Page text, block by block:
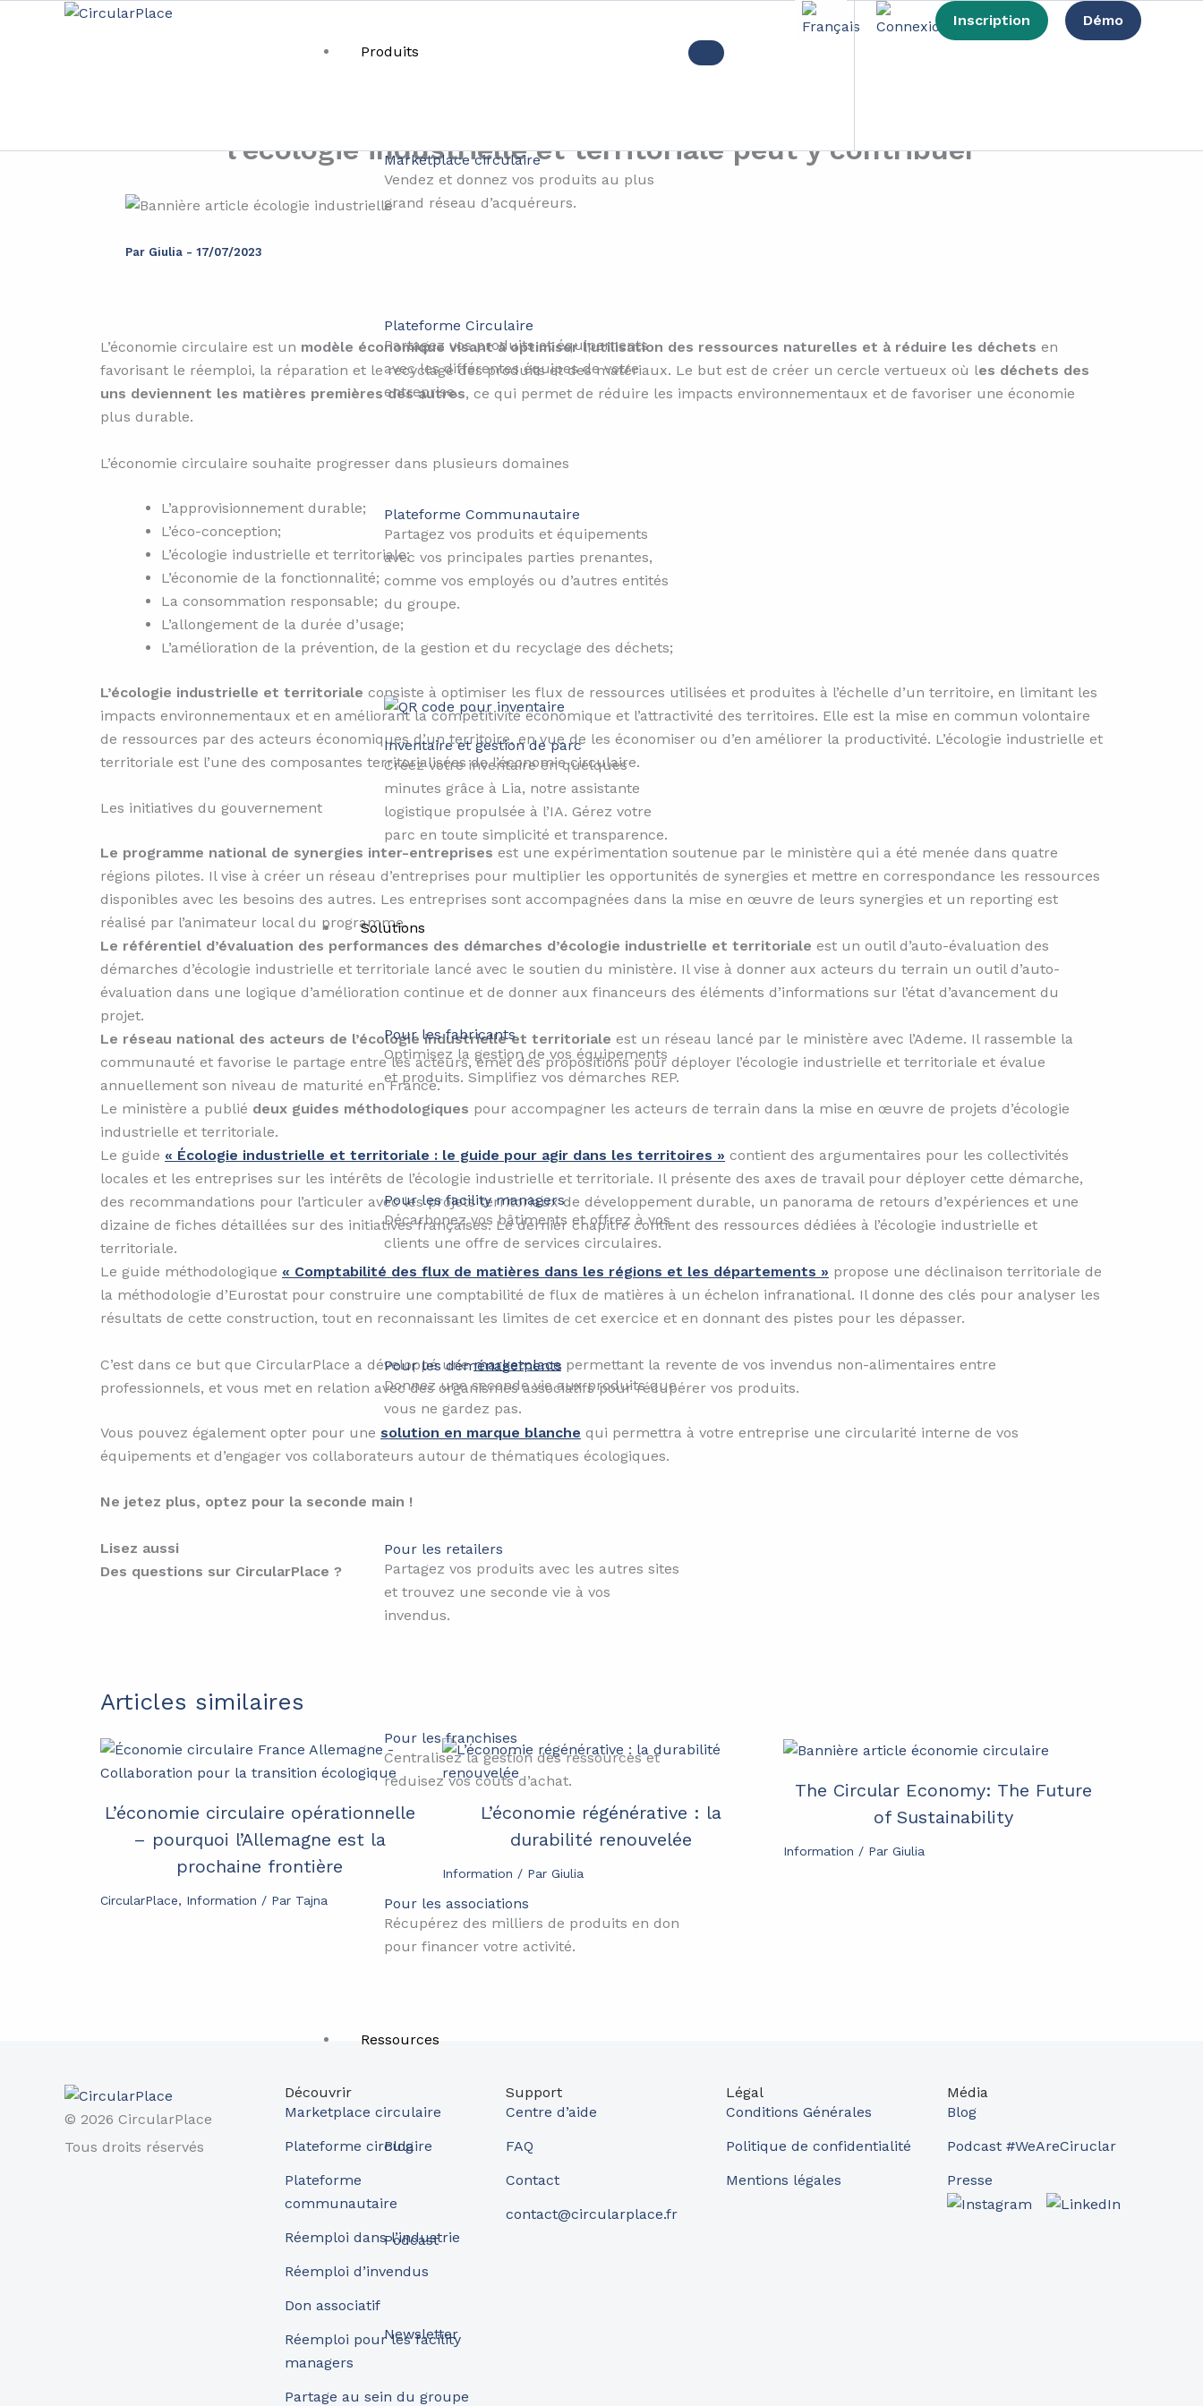
Aller au contenu principal
Produits
Marketplace circulaire
Vendez et donnez vos produits au plus
grand réseau d’acquéreurs.
Plateforme Circulaire
Partagez vos produits et équipements
avec les différentes équipes de votre
entreprise.
Plateforme Communautaire​​
Partagez vos produits et équipements
avec vos principales parties prenantes,
comme vos employés ou d’autres entités
du groupe.
Inventaire et gestion de parc
Créez votre inventaire en quelques
minutes grâce à Lia, notre assistante
logistique propulsée à l’IA. Gérez votre
parc en toute simplicité et transparence.
Solutions
Pour les fabricants
Optimisez la gestion de vos équipements
et produits. Simplifiez vos démarches REP.
Pour les facility managers
Décarbonez vos bâtiments et offrez à vos
clients une offre de services circulaires.
Pour les déménagements
Donnez une seconde vie aux produits que
vous ne gardez pas.
Pour les retailers​
Partagez vos produits avec les autres sites
et trouvez une seconde vie à vos
invendus.
Pour les franchises
Centralisez la gestion des ressources et
réduisez vos coûts d’achat.
Pour les associations
Récupérez des milliers de produits en don
pour financer votre activité.
Ressources
Blog
Podcast
Newsletter
Inscription Démo
l’écologie industrielle et territoriale peut y contribuer
Par Giulia - 17/07/2023
L’économie circulaire est un modèle économique visant à optimiser l’utilisation des ressources naturelles et à réduire les déchets en
favorisant le réemploi, la réparation et le recyclage des produits et des matériaux. Le but est de créer un cercle vertueux où les déchets des
uns deviennent les matières premières des autres, ce qui permet de réduire les impacts environnementaux et de favoriser une économie
plus durable.
L’économie circulaire souhaite progresser dans plusieurs domaines
L’approvisionnement durable;
L’éco-conception;
L’écologie industrielle et territoriale;
L’économie de la fonctionnalité;
La consommation responsable;
L’allongement de la durée d’usage;
L’amélioration de la prévention, de la gestion et du recyclage des déchets;
L’écologie industrielle et territoriale consiste à optimiser les flux de ressources utilisées et produites à l’échelle d’un territoire, en limitant les
impacts environnementaux et en améliorant la compétitivité économique et l’attractivité des territoires. Elle est la mise en commun volontaire
de ressources par des acteurs économiques d’un territoire, en vue de les économiser ou d’en améliorer la productivité. L’écologie industrielle et
territoriale est l’une des composantes territorialisées de l’économie circulaire.
Les initiatives du gouvernement
Le programme national de synergies inter-entreprises est une expérimentation soutenue par le ministère qui a été menée dans quatre
régions pilotes. Il vise à créer un réseau d’entreprises pour multiplier les opportunités de synergies et mettre en correspondance les ressources
disponibles avec les besoins des autres. Les entreprises sont accompagnées dans la mise en œuvre de leurs synergies et un reporting est
réalisé par l’animateur local du programme.
Le référentiel d’évaluation des performances des démarches d’écologie industrielle et territoriale est un outil d’auto-évaluation des
démarches d’écologie industrielle et territoriale lancé avec le soutien du ministère. Il vise à donner aux acteurs du terrain un outil d’auto-
évaluation dans une logique d’amélioration continue et de donner aux financeurs des éléments d’informations sur l’état d’avancement du
projet.
Le réseau national des acteurs de l’écologie industrielle et territoriale est un réseau lancé par le ministère avec l’Ademe. Il rassemble la
communauté et favorise le partage entre les acteurs, émet des propositions pour déployer l’écologie industrielle et territoriale et évalue
annuellement son niveau de maturité en France.
Le ministère a publié deux guides méthodologiques pour accompagner les acteurs de terrain dans la mise en œuvre de projets d’écologie
industrielle et territoriale.
Le guide « Écologie industrielle et territoriale : le guide pour agir dans les territoires » contient des argumentaires pour les collectivités
locales et les entreprises sur les intérêts de l’écologie industrielle et territoriale. Il présente des axes de travail pour déployer cette démarche,
des recommandations pour l’articuler avec les projets territoriaux de développement durable, un panorama de retours d’expériences et une
dizaine de fiches détaillées sur des initiatives françaises. Le dernier chapitre contient des ressources dédiées à l’écologie industrielle et
territoriale.
Le guide méthodologique « Comptabilité des flux de matières dans les régions et les départements » propose une déclinaison territoriale de
la méthodologie d’Eurostat pour construire une comptabilité de flux de matières à un échelon infranational. Il donne des clés pour analyser les
résultats de cette construction, tout en reconnaissant les limites de cet exercice et en donnant des pistes pour les dépasser.
C’est dans ce but que CircularPlace a développé unemarketplace permettant la revente de vos invendus non-alimentaires entre
professionnels, et vous met en relation avec des organismes associatifs pour récupérer vos produits.
Vous pouvez également opter pour une solution en marque blanche qui permettra à votre entreprise une circularité interne de vos
équipements et d’engager vos collaborateurs autour de thématiques écologiques.
Ne jetez plus, optez pour la seconde main !
Lisez aussi
Des questions sur CircularPlace ?
Articles similaires
L’économie circulaire opérationnelle
– pourquoi l’Allemagne est la
prochaine frontière
CircularPlace, Information / Par Tajna
L’économie régénérative : la
durabilité renouvelée
Information / Par Giulia
The Circular Economy: The Future
of Sustainability
Information / ParGiulia
© 2026 CircularPlace
Tous droits réservés
Découvrir
Marketplace circulaire
Plateforme circulaire
Plateforme
communautaire
Réemploi dans l’industrie
Réemploi d’invendus
Don associatif
Réemploi pour les facility
managers
Partage au sein du groupe
Support
Centre d’aide
FAQ
Contact
contact@circularplace.fr
Légal
Conditions Générales
Politique de confidentialité
Mentions légales
Média
Blog
Podcast #WeAreCiruclar
Presse